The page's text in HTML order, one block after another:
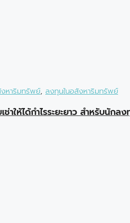
หาริมทรัพย์, ลงทุนในอสังหาริมทรัพย์
าให้ได้กำไรระยะยาว สำหรับนักล